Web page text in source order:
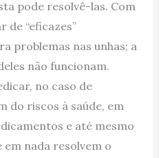
pode resolvê-las. Com
de “eficazes”
problemas nas unhas; a
não funcionam.
no caso de
do riscos à saúde, em
e até mesmo
nada resolvem o